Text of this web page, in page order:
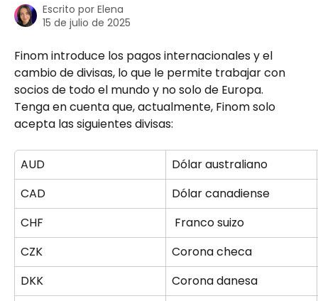
Escrito por Elena
15 de julio de 2025
Finom introduce los pagos internacionales y el
cambio de divisas, lo que le permite trabajar con
socios de todo el mundo y no solo de Europa.
Tenga en cuenta que, actualmente, Finom solo
acepta las siguientes divisas:
AUD
Dólar australiano
CAD
Dólar canadiense
CHF
Franco suizo
CZK
Corona checa
DKK
Corona danesa